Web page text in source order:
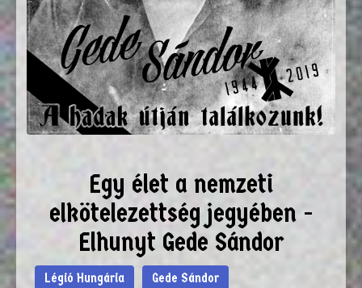
Egy élet a nemzeti
elkötelezettség jegyében -
Elhunyt Gede Sándor
Légió Hungária Gede Sándor